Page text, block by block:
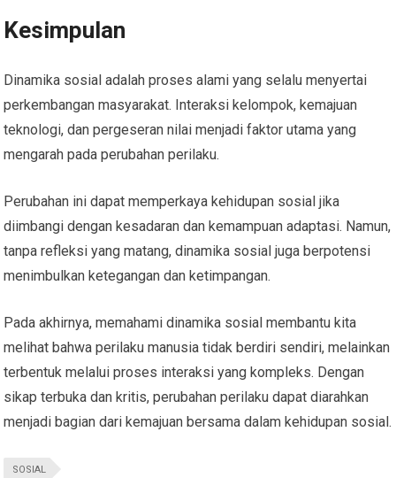
Kesimpulan
Dinamika sosial adalah proses alami yang selalu menyertai
perkembangan masyarakat. Interaksi kelompok, kemajuan
teknologi, dan pergeseran nilai menjadi faktor utama yang
mengarah pada perubahan perilaku.
Perubahan ini dapat memperkaya kehidupan sosial jika
diimbangi dengan kesadaran dan kemampuan adaptasi. Namun,
tanpa refleksi yang matang, dinamika sosial juga berpotensi
menimbulkan ketegangan dan ketimpangan.
Pada akhirnya, memahami dinamika sosial membantu kita
melihat bahwa perilaku manusia tidak berdiri sendiri, melainkan
terbentuk melalui proses interaksi yang kompleks. Dengan
sikap terbuka dan kritis, perubahan perilaku dapat diarahkan
menjadi bagian dari kemajuan bersama dalam kehidupan sosial.
SOSIAL